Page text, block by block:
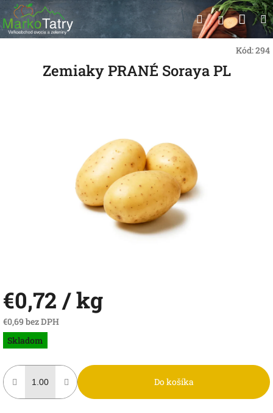
Prejsť
na
obsah
Hľadať
Kód:294
Zemiaky PRANÉ Soraya PL
€0,72 / kg
€0,69 bez DPH
Jednotková
cena:
Skladom
Do košíka